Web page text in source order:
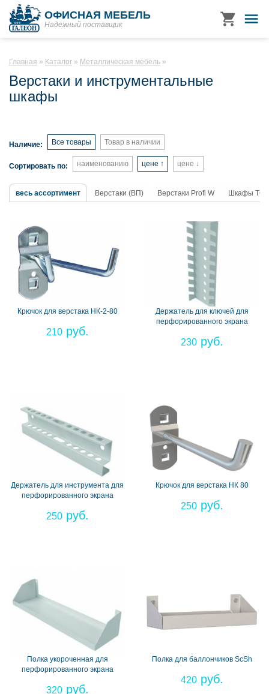
ОФИСНАЯ МЕБЕЛЬ
Надежный поставщик
Главная Каталог Металлическая мебель
Верстаки и инструментальные
шкафы
Наличие: Все товары Товар в наличии
Сортировать по: наименованию цене ↑ цене ↓
весь ассортимент Верстаки (ВП) Верстаки Profi W Шкафы ТС
Крючок для верстака НК-2-80
210
Держатель для ключей для
перфорированного экрана
230
Держатель для инструмента для
перфорированного экрана
250
Крючок для верстака НК 80
250
Полка укороченная для
перфорированного экрана
320
Полка для баллончиков ScSh
420